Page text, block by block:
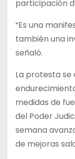
participación
“Es una
también una
señaló.
La protesta se
medidas de
del Poder
semana
de mejoras